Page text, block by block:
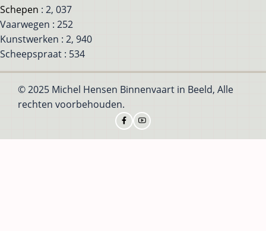
Schepen : 2, 037
Vaarwegen : 252
Kunstwerken : 2, 940
Scheepspraat : 534
© 2025 Michel Hensen Binnenvaart in Beeld, Alle
rechten voorbehouden.